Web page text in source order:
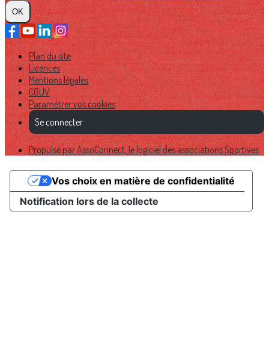
OK
Plan du site
Licences
Mentions légales
CGUV
Paramétrer vos cookies
Se connecter
Propulsé par AssoConnect, le logiciel des associations Sportives
Notification lors de la collecte
Vos choix en matière de confidentialité